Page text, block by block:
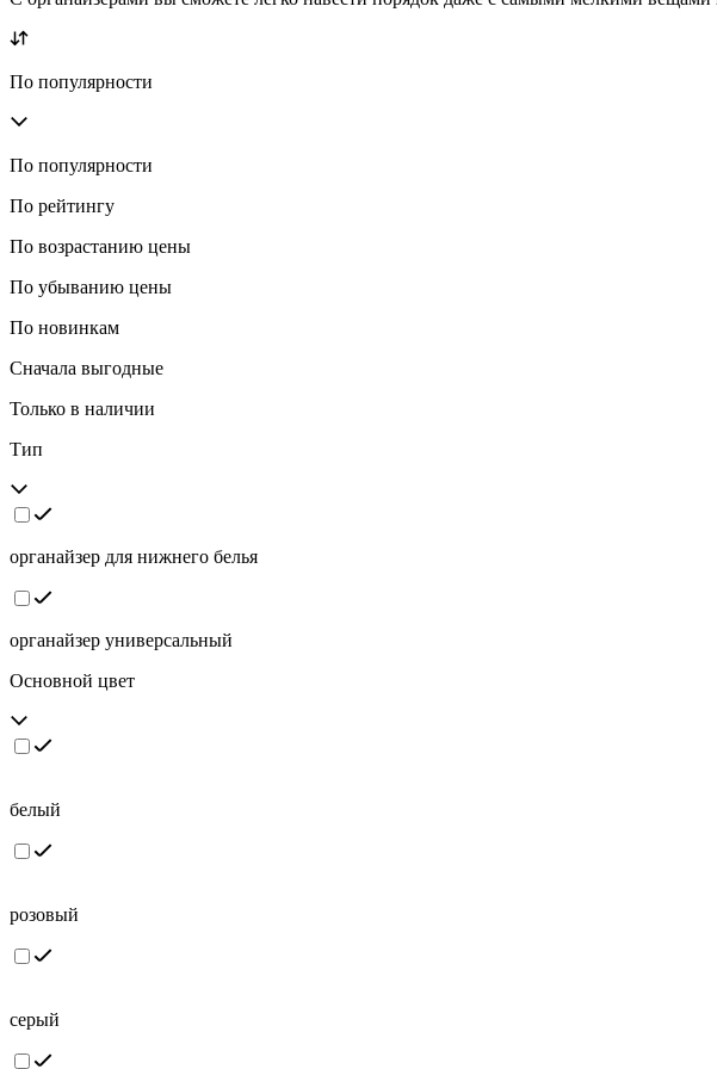
По популярности
По популярности
По рейтингу
По возрастанию цены
По убыванию цены
По новинкам
Сначала выгодные
Только в наличии
Тип
органайзер для нижнего белья
органайзер универсальный
Основной цвет
белый
розовый
серый